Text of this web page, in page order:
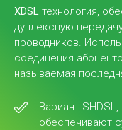
XDSL технология,
дуплексную
проводников.
соединения
называемая
Вариант
обеспечивают
сокращения